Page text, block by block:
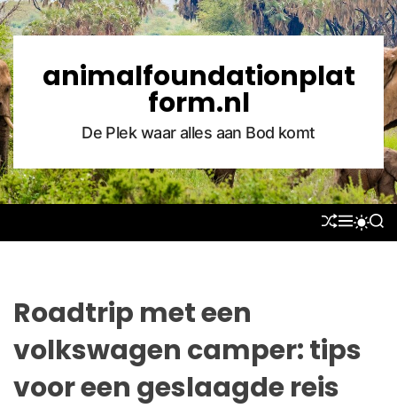
S
k
i
p
t
o
c
o
n
t
animalfoundationplat
form.nl
De Plek waar alles aan Bod komt
S M S
W
L
O
S
Roadtrip met een
volkswagen camper: tips
voor een geslaagde reis